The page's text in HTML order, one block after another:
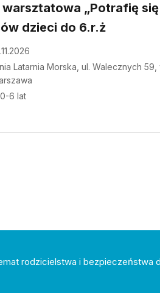
warsztatowa „Potrafię
dzieci do 6.r.ż
Latarnia Morska, ul. Walecznych 59,
6 lat
rodzicielstwa i bezpieczeństwa